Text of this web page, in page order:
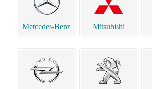
Mercedes-Benz Mitsubishi